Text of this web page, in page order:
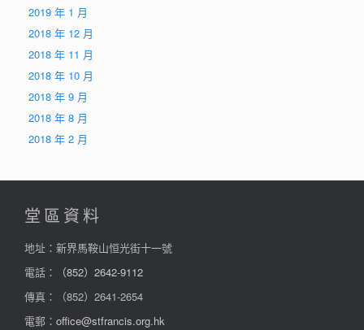
2019 年 1 月
2018 年 12 月
2018 年 11 月
2018 年 10 月
2018 年 9 月
2018 年 8 月
2018 年 2 月
堂區資料
地址：新界馬鞍山恒光街十一號
電話：
（852）2642-9112
傳真：（852）2641-2654
電郵： office@stfrancis.org.hk